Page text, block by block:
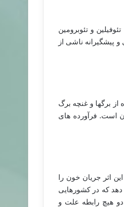
و تئوبرومین
پیشگیرانه ناشی از
برگها و غنچه برگ
گرم کافئین در هر لیوان است. فرآورده های
اثر جریان خون را
که در کشورهایی
هیچ رابطه علت و